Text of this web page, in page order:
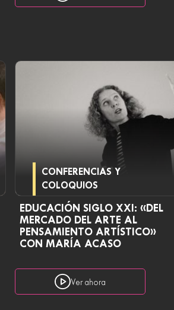
CONFERENCIAS Y
COLOQUIOS
EDUCACIÓN SIGLO XXI: «DEL
MERCADO DEL ARTE AL
PENSAMIENTO ARTÍSTICO»
CON MARÍA ACASO
Ver ahora